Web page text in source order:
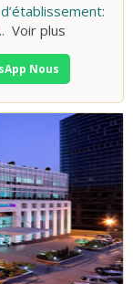
Voir plus
Nous